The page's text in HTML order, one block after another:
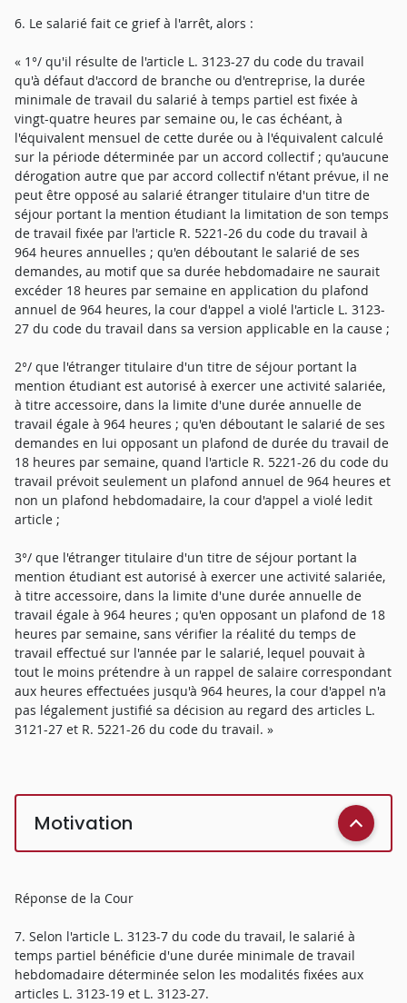
6. Le salarié fait ce grief à l'arrêt, alors :
« 1°/ qu'il résulte de l'article L. 3123-27 du code du travail
qu'à défaut d'accord de branche ou d'entreprise, la durée
minimale de travail du salarié à temps partiel est fixée à
vingt-quatre heures par semaine ou, le cas échéant, à
l'équivalent mensuel de cette durée ou à l'équivalent calculé
sur la période déterminée par un accord collectif ; qu'aucune
dérogation autre que par accord collectif n'étant prévue, il ne
peut être opposé au salarié étranger titulaire d'un titre de
séjour portant la mention étudiant la limitation de son temps
de travail fixée par l'article R. 5221-26 du code du travail à
964 heures annuelles ; qu'en déboutant le salarié de ses
demandes, au motif que sa durée hebdomadaire ne saurait
excéder 18 heures par semaine en application du plafond
annuel de 964 heures, la cour d'appel a violé l'article L. 3123-
27 du code du travail dans sa version applicable en la cause ;
2°/ que l'étranger titulaire d'un titre de séjour portant la
mention étudiant est autorisé à exercer une activité salariée,
à titre accessoire, dans la limite d'une durée annuelle de
travail égale à 964 heures ; qu'en déboutant le salarié de ses
demandes en lui opposant un plafond de durée du travail de
18 heures par semaine, quand l'article R. 5221-26 du code du
travail prévoit seulement un plafond annuel de 964 heures et
non un plafond hebdomadaire, la cour d'appel a violé ledit
article ;
3°/ que l'étranger titulaire d'un titre de séjour portant la
mention étudiant est autorisé à exercer une activité salariée,
à titre accessoire, dans la limite d'une durée annuelle de
travail égale à 964 heures ; qu'en opposant un plafond de 18
heures par semaine, sans vérifier la réalité du temps de
travail effectué sur l'année par le salarié, lequel pouvait à
tout le moins prétendre à un rappel de salaire correspondant
aux heures effectuées jusqu'à 964 heures, la cour d'appel n'a
pas légalement justifié sa décision au regard des articles L.
3121-27 et R. 5221-26 du code du travail. »
Motivation
Réponse de la Cour
7. Selon l'article L. 3123-7 du code du travail, le salarié à
temps partiel bénéficie d'une durée minimale de travail
hebdomadaire déterminée selon les modalités fixées aux
articles L. 3123-19 et L. 3123-27.